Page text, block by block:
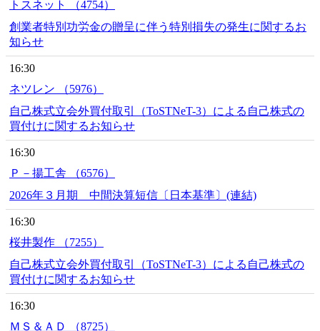
トスネット （4754）
創業者特別功労金の贈呈に伴う特別損失の発生に関するお
知らせ
16:30
ネツレン （5976）
自己株式立会外買付取引（ToSTNeT-3）による自己株式の
買付けに関するお知らせ
16:30
Ｐ－揚工舎 （6576）
2026年３月期 中間決算短信〔日本基準〕(連結)
16:30
桜井製作 （7255）
自己株式立会外買付取引（ToSTNeT-3）による自己株式の
買付けに関するお知らせ
16:30
ＭＳ＆ＡＤ （8725）